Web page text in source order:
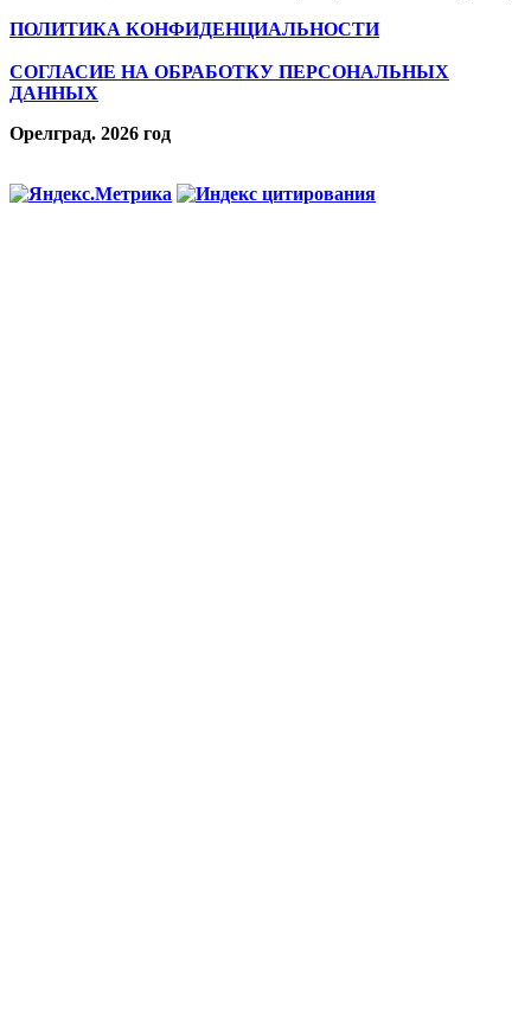
ПОЛИТИКА КОНФИДЕНЦИАЛЬНОСТИ
СОГЛАСИЕ НА ОБРАБОТКУ ПЕРСОНАЛЬНЫХ
ДАННЫХ
Орелград. 2026 год